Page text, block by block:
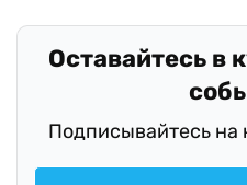
Оставайтесь в
Подписывайтесь на